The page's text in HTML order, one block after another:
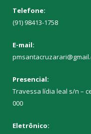
Telefone:
(91) 98413-1758
E-mail:
Presencial:
Travessa lídia leal s/n –
000
Eletrônico: